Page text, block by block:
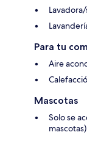
Para tu
Aire
Mascotas
Solo se
mascotas)